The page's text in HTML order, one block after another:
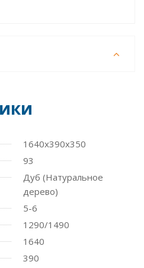
1640х390х350
93
Дуб (Натуральное
дерево)
5-6
1290/1490
1640
390